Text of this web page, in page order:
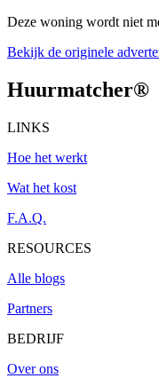
Deze woning wordt niet
Bekijk de originele
Huurmatcher®
LINKS
Hoe het werkt
Wat het kost
F.A.Q.
RESOURCES
Alle blogs
Partners
BEDRIJF
Over ons